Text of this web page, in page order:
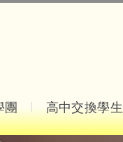
團 高中交換學生